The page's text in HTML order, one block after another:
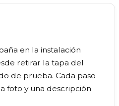
en la instalación
retirar la tapa del
de prueba. Cada paso
foto y una descripción